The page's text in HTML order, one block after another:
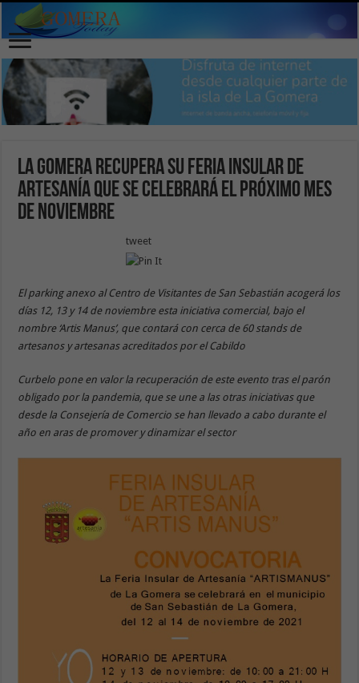
La Gomera recupera su Feria Insular de
Artesanía que se celebrará el próximo mes
de noviembre
tweet
El parking anexo al Centro de Visitantes de San Sebastián acogerá los
días 12, 13 y 14 de noviembre esta iniciativa comercial, bajo el
nombre ‘Artis Manus’, que contará con cerca de 60 stands de
artesanos y artesanas acreditados por el Cabildo
Curbelo pone en valor la recuperación de este evento tras el parón
obligado por la pandemia, que se une a las otras iniciativas que
desde la Consejería de Comercio se han llevado a cabo durante el
año en aras de promover y dinamizar el sector